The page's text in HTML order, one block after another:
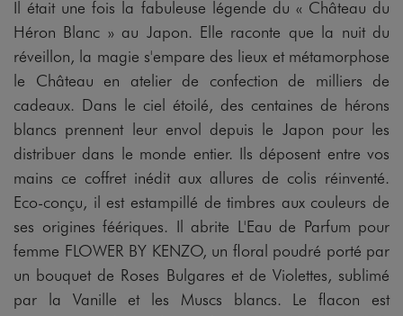
Il était une fois la fabuleuse légende du « Château du
Héron Blanc » au Japon. Elle raconte que la nuit du
réveillon, la magie s'empare des lieux et métamorphose
le Château en atelier de confection de milliers de
cadeaux. Dans le ciel étoilé, des centaines de hérons
blancs prennent leur envol depuis le Japon pour les
distribuer dans le monde entier. Ils déposent entre vos
mains ce coffret inédit aux allures de colis réinventé.
Eco-conçu, il est estampillé de timbres aux couleurs de
ses origines féériques. Il abrite L'Eau de Parfum pour
femme FLOWER BY KENZO, un floral poudré porté par
un bouquet de Roses Bulgares et de Violettes, sublimé
par la Vanille et les Muscs blancs. Le flacon est